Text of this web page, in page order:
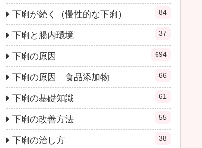
下痢が続く（慢性的な下痢） 84
下痢と腸内環境 37
下痢の原因 694
下痢の原因 食品添加物 66
下痢の基礎知識 61
下痢の改善方法 55
下痢の治し方 38